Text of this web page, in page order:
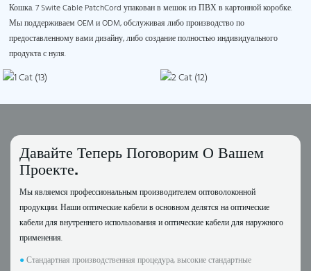
Кошка. 7 Swite Cable PatchCord упакован в мешок из ПВХ в картонной коробке.
Мы поддерживаем OEM и ODM, обслуживая либо производство по
предоставленному вами дизайну, либо создание полностью индивидуального
продукта с нуля.
Давайте Теперь Поговорим О Вашем
Проекте.
Мы являемся профессиональным производителем оптоволоконной
продукции. Наши оптические кабели в основном делятся на оптические
кабели для внутреннего использования и оптические кабели для наружного
применения.
●Стандартная производственная процедура, высокие стандартные